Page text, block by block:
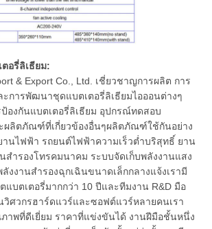
อรี่ลิเธียม:
& Export Co., Ltd. เชี่ยวชาญการผลิต การ
การพัฒนาชุดแบตเตอรี่ลิเธียมไอออนต่างๆ
องกันแบตเตอรี่ลิเธียม อุปกรณ์ทดสอบ
ผลิตภัณฑ์ที่เกี่ยวข้องอื่นๆผลิตภัณฑ์ใช้กันอย่าง
านไฟฟ้า รถยนต์ไฟฟ้าความเร็วต่ำบริสุทธิ์ ยาน
สำรองโทรคมนาคม ระบบจัดเก็บพลังงานแสง
งงานสำรองฉุกเฉินขนาดเล็กกลางแจ้งเรามี
บตเตอรี่มากกว่า 10 ปีและทีมงาน R&D มือ
วิศวกรฮาร์ดแวร์และซอฟต์แวร์หลายคนเรา
าพที่ดีเยี่ยม ราคาที่แข่งขันได้ งานฝีมือชั้นหนึ่ง